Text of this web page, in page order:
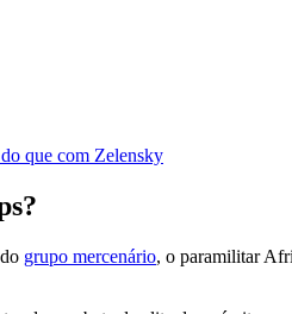
que com Zelensky
grupo mercenário, o paramilitar